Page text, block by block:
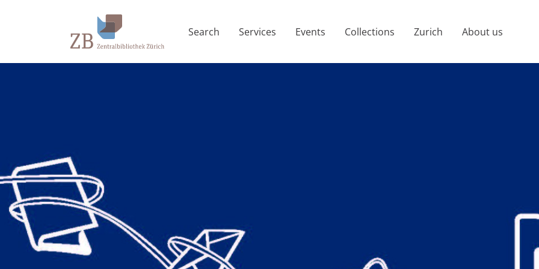
Search Services Events Collections Zurich About us